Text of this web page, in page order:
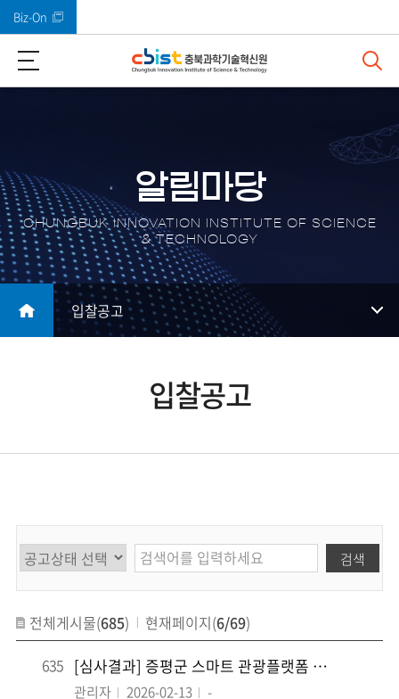
Biz-On
알림마당
CHUNGBUK INNOVATION INSTITUTE OF SCIENCE
& TECHNOLOGY
입찰공고
입찰공고
검색
전체게시물(685) 현재페이지(6/69)
635
[심사결과] 증평군 스마트 관광플랫폼 및 특화서비스 구축 용역
관리자 2026-02-13 -